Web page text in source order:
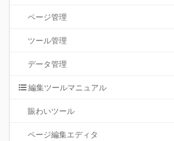
ページ管理
ツール管理
データ管理
編集ツールマニュアル
賑わいツール
ページ編集エディタ